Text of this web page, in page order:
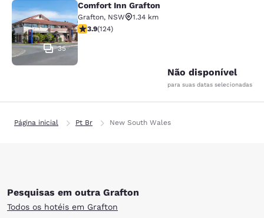
Comfort Inn Grafton
35
Comfort Inn Grafton
Grafton, NSW
1.34 km
classificação 3.92 estrelas. Bom. 124 avaliações
3.9(124)
Não disponível
para suas datas selecionadas
Página inicial Pt Br New South Wales
Pesquisas em outra Grafton
Todos os hotéis em Grafton